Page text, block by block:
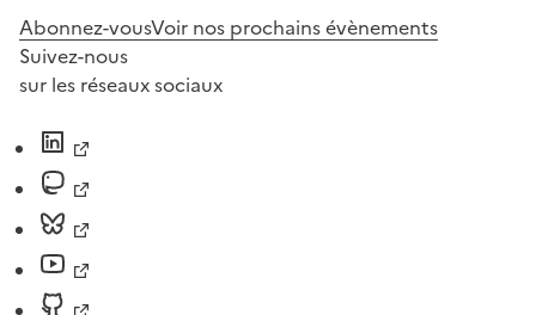
Abonnez-vousVoir nos prochains évènements
Suivez-nous
sur les réseaux sociaux